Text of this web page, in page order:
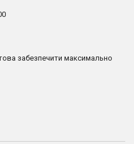
забезпечити максимально